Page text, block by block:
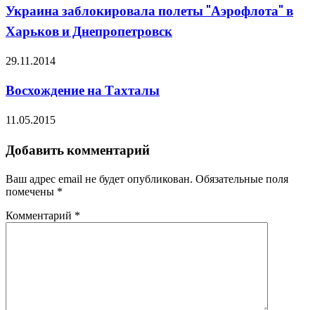
Украина заблокировала полеты "Аэрофлота" в
Харьков и Днепропетровск
29.11.2014
Восхождение на Тахталы
11.05.2015
Добавить комментарий
Ваш адрес email не будет опубликован. Обязательные поля
помечены *
Комментарий *